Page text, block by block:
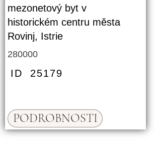
mezonetový byt v
historickém centru města
Rovinj, Istrie
280000
ID 25179
PODROBNOSTI